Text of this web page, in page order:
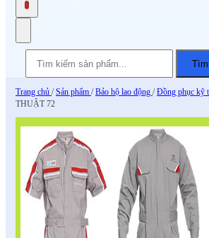
0
Trang chủ / Sản phẩm / Bảo hộ lao động / Đồng phục kỹ
THUẬT 72